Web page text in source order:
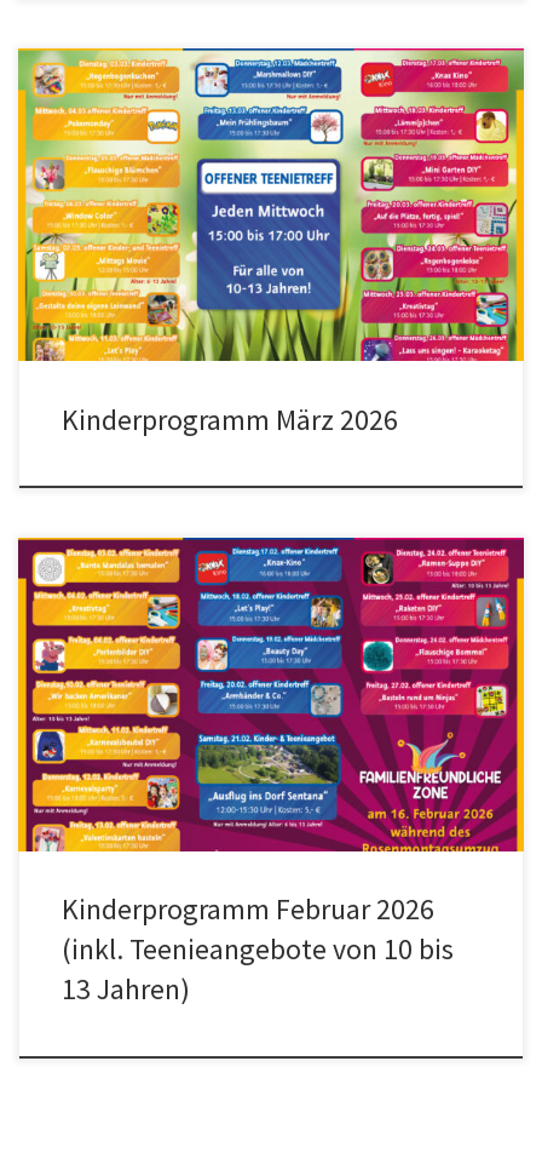
Kinderprogramm März 2026
Kinderprogramm Februar 2026
(inkl. Teenieangebote von 10 bis
13 Jahren)